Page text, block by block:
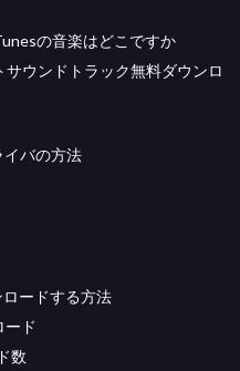
の音楽はどこですか
ウンドトラック無料ダウンロ
イバの方法
ードする方法
ード
数